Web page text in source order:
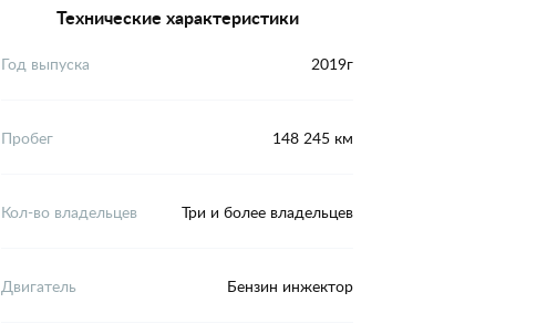
Технические характеристики
Год выпуска 2019г
Пробег 148 245 км
Кол-во владельцев Три и более владельцев
Двигатель Бензин инжектор